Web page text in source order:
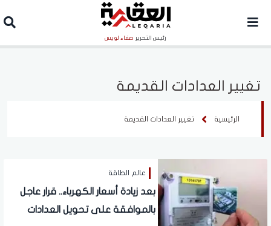
رئيس التحرير صفاء لويس
تغيير العدادات القديمة
الرئيسية تغيير العدادات القديمة
عالم الطاقة
بعد زيادة أسعار الكهرباء.. قرار عاجل
بالموافقة على تحويل العدادات